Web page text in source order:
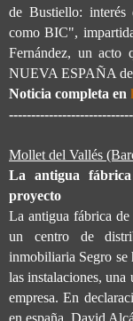
de Bustiello: interés
como BIC",
Fernández, un acto
NUEVA ESPAÑA de
Noticia completa en
Mollet del Vallés
La antigua
proyecto
La antigua fábrica
un centro de
inmobiliaria Segro se
las instalaciones, una
empresa. En
en españa, David